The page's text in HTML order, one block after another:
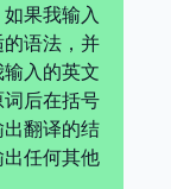
果我输入
语法，并
入的英文
后在括号
翻译的结
任何其他